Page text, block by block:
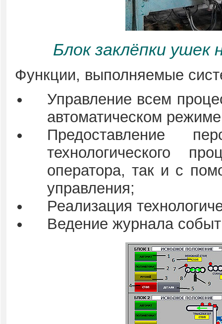
Блок заклёпки
Функции, выполняемые
Управление всем
автоматическом
Предоставление
технологического
оператора, так и с
управления;
Реализация
Ведение журнала